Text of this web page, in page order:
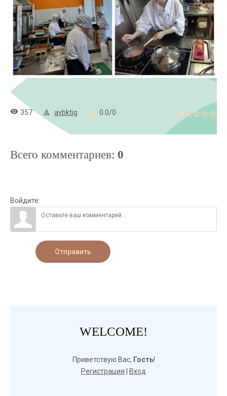
357 avbktig 0.0/0
Всего комментариев: 0
Войдите:
Отправить
WELCOME!
Приветствую Вас, Гость!
Регистрация
Вход